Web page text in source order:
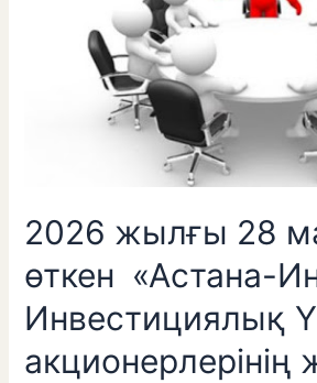
2026 жылғы 28
өткен «Астана-
Инвестициялық
«Астана-
Инвестициялық
жиналысының
қорытындылары
туралы
ақпарат